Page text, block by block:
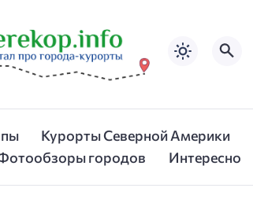
Курорты Северной Америки
городов Интересно